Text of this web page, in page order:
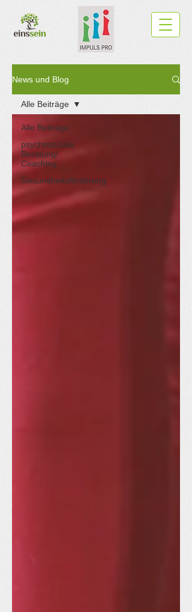
News und Blog
Alle Beiträge
psychosoziale
Beratung/
Coaching
Gesundheitsförderung
Alle Beiträge